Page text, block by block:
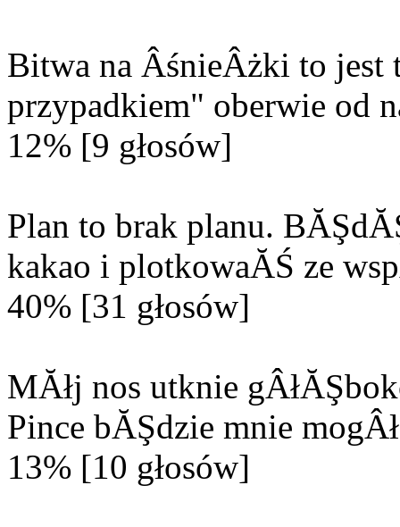
Bitwa na ÂśnieÂżki to jest
przypadkiem" oberwie od
12% [9 głosów]
Plan to brak planu.
kakao i plotkowaĂŚ ze
40% [31 głosów]
MĂłj nos utknie
Pince bĂŞdzie mnie
13% [10 głosów]